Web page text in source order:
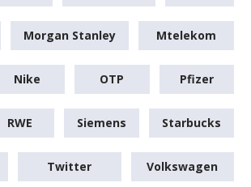
Morgan Stanley Mtelekom
Nike OTP Pfizer
RWE Siemens Starbucks
Twitter Volkswagen